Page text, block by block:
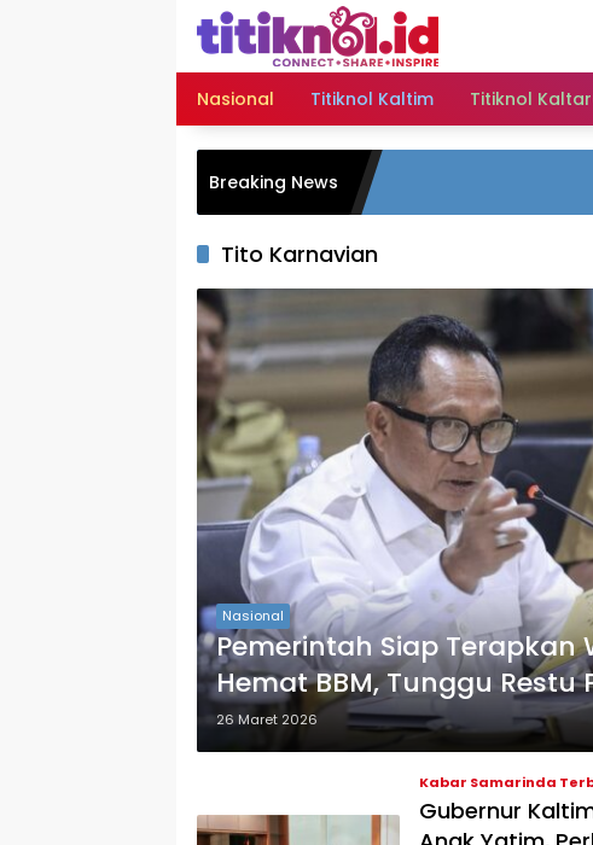
Nasional Titiknol Kaltim Titiknol
Breaking News
Tito Karnavian
Nasional
Pemerintah Siap Terapkan
Hemat BBM, Tunggu Restu
26 Maret 2026
Kabar Samarinda
Gubernur